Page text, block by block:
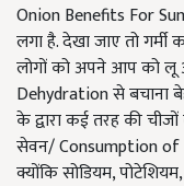
Onion Benefits For
लगा है. देखा जाए तो
लोगों को अपने आप को लू
Dehydration से बचाना
के द्वारा कई तरह की
सेवन/ Consumption of
क्योंकि सोडियम,